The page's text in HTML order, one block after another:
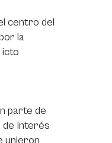
centro del
la
icto
parte de
de Interés
unieron